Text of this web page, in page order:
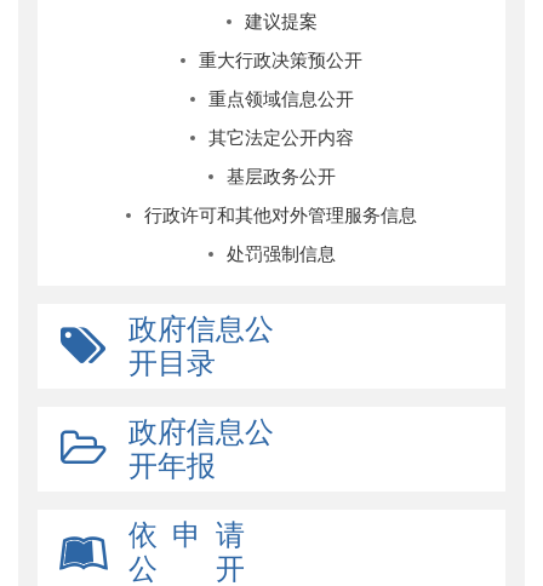
建议提案
重大行政决策预公开
重点领域信息公开
其它法定公开内容
基层政务公开
行政许可和其他对外管理服务信息
处罚强制信息
政府信息公
开目录
政府信息公
开年报
依 申 请
公 开